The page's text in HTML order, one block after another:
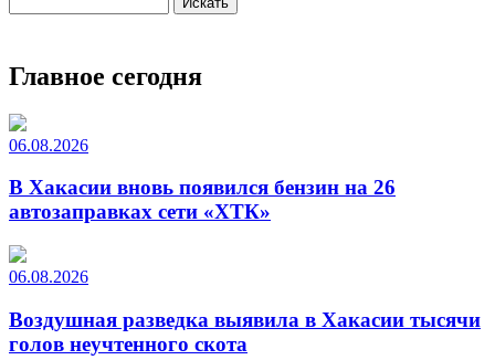
Главное сегодня
06.08.2026
В Хакасии вновь появился бензин на 26
автозаправках сети «ХТК»
06.08.2026
Воздушная разведка выявила в Хакасии тысячи
голов неучтенного скота